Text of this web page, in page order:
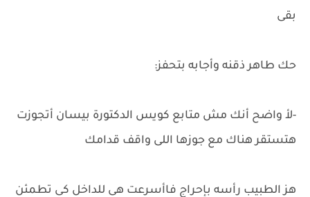
بقى
حك طاهر ذقنه وأجابه بتحفز:
-لأ واضح أنك مش متابع كويس الدكتورة بيسان أتجوزت
هتستقر هناك مع جوزها اللى واقف قدامك
هز الطبيب رأسه بإحراج فاأسرعت هى للداخل كى تطمئن